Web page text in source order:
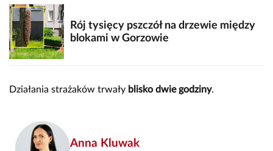
Rój tysięcy pszczół na drzewie między
blokami w Gorzowie
Działania strażaków trwały blisko dwie godziny.
Anna Kluwak